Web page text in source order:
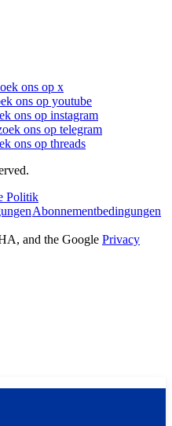
ons op x
ons op youtube
ons op instagram
ons op telegram
ons op threads
Politik
Abonnementbedingungen
and the Google Privacy